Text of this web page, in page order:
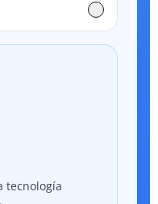
tecnología